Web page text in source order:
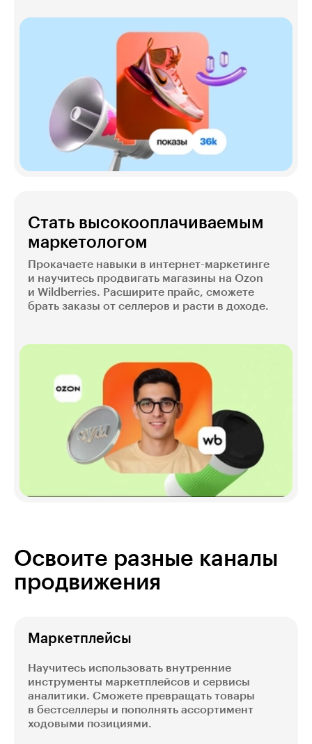
Стать высокооплачиваемым
маркетологом
Прокачаете навыки в интернет-маркетинге
и научитесь продвигать магазины на Ozon
и Wildberries. Расширите прайс, сможете
брать заказы от селлеров и расти в доходе.
Освоите разные каналы
продвижения
Маркетплейсы
Научитесь использовать внутренние
инструменты маркетплейсов и сервисы
аналитики. Сможете превращать товары
в бестселлеры и пополнять ассортимент
ходовыми позициями.